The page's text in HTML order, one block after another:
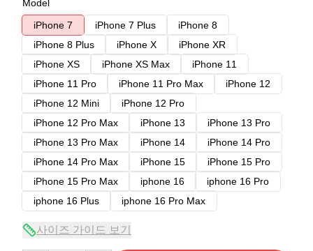
Model
iPhone 7
iPhone 7 Plus
iPhone 8
iPhone 8 Plus
iPhone X
iPhone XR
iPhone XS
iPhone XS Max
iPhone 11
iPhone 11 Pro
iPhone 11 Pro Max
iPhone 12
iPhone 12 Mini
iPhone 12 Pro
iPhone 12 Pro Max
iPhone 13
iPhone 13 Pro
iPhone 13 Pro Max
iPhone 14
iPhone 14 Pro
iPhone 14 Pro Max
iPhone 15
iPhone 15 Pro
iPhone 15 Pro Max
iphone 16
iphone 16 Pro
iphone 16 Plus
iphone 16 Pro Max
사이즈 가이드 보기